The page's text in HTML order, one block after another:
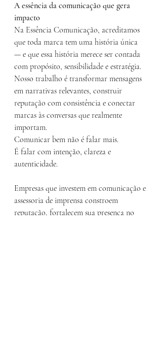
A essência da comunicação que gera
impacto
Na Essência Comunicação, acreditamos
que toda marca tem uma história única
— e que essa história merece ser contada
com propósito, sensibilidade e estratégia.
Nosso trabalho é transformar mensagens
em narrativas relevantes, construir
reputação com consistência e conectar
marcas às conversas que realmente
importam.
Comunicar bem não é falar mais.
É falar com intenção, clareza e
autenticidade.
Empresas que investem em comunicação e
assessoria de imprensa constroem
reputação, fortalecem sua presença no